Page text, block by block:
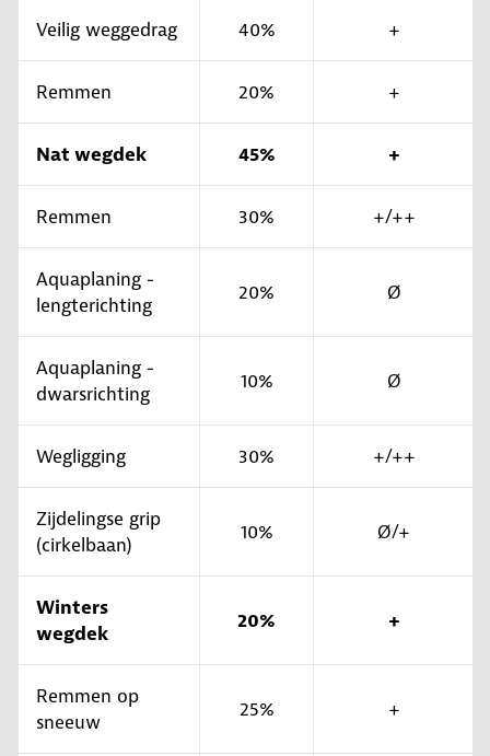
Veilig weggedrag 40% +
Remmen 20% +
Nat wegdek 45% +
Remmen 30% +/++
Aquaplaning -
lengterichting
20% Ø
Aquaplaning -
dwarsrichting
10% Ø
Wegligging 30% +/++
Zijdelingse grip
(cirkelbaan)
10% Ø/+
Winters
wegdek
20% +
Remmen op
sneeuw
25% +